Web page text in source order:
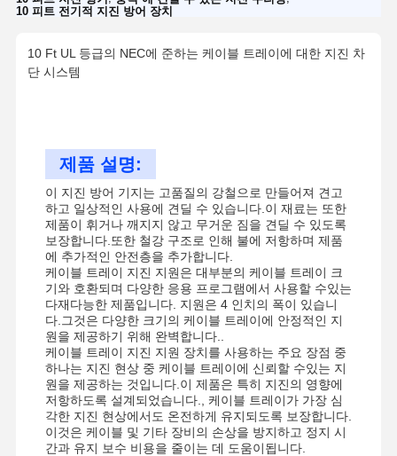
10 피트 전기적 지진 방어 장치
10 Ft UL 등급의 NEC에 준하는 케이블 트레이에 대한 지진 차
단 시스템
제품 설명:
이 지진 방어 기지는 고품질의 강철으로 만들어져 견고
하고 일상적인 사용에 견딜 수 있습니다.이 재료는 또한
제품이 휘거나 깨지지 않고 무거운 짐을 견딜 수 있도록
보장합니다.또한 철강 구조로 인해 불에 저항하며 제품
에 추가적인 안전층을 추가합니다.
케이블 트레이 지진 지원은 대부분의 케이블 트레이 크
기와 호환되며 다양한 응용 프로그램에서 사용할 수있는
다재다능한 제품입니다. 지원은 4 인치의 폭이 있습니
다.그것은 다양한 크기의 케이블 트레이에 안정적인 지
원을 제공하기 위해 완벽합니다..
케이블 트레이 지진 지원 장치를 사용하는 주요 장점 중
하나는 지진 현상 중 케이블 트레이에 신뢰할 수있는 지
원을 제공하는 것입니다.이 제품은 특히 지진의 영향에
저항하도록 설계되었습니다., 케이블 트레이가 가장 심
각한 지진 현상에서도 온전하게 유지되도록 보장합니다.
이것은 케이블 및 기타 장비의 손상을 방지하고 정지 시
간과 유지 보수 비용을 줄이는 데 도움이됩니다.